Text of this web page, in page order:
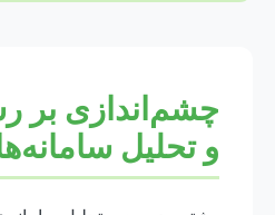
چشم‌اندازی بر
و تحلیل